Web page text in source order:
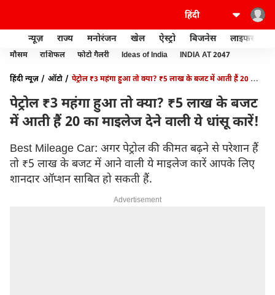
न्यूज़ राज्य मनोरंजन खेल ऐस्ट्रो बिजनेस लाइफस्टाइल
मौसम राशिफल फोटो गैलरी Ideas of India INDIA AT 2047
हिंदी न्यूज़ ऑटो
पेट्रोल ₹3 महंगा हुआ तो क्या? ₹5 लाख के बजट में आती हैं 20 का
पेट्रोल ₹3 महंगा हुआ तो क्या? ₹5 लाख के बजट
में आती हैं 20 का माइलेज देने वाली ये धांसू कारें!
Best Mileage Car: अगर पेट्रोल की कीमत बढ़ने से परेशान हैं
तो ₹5 लाख के बजट में आने वाली ये माइलेज कारें आपके लिए
शानदार ऑप्शन साबित हो सकती हैं.
Advertisement